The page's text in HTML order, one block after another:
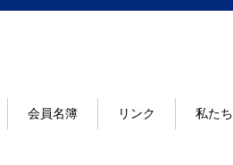
会員名簿 リンク 私た